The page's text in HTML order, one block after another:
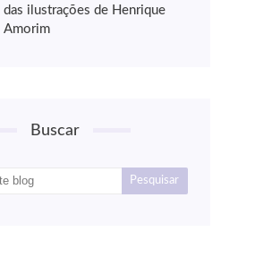
das ilustrações de Henrique
Amorim
Buscar